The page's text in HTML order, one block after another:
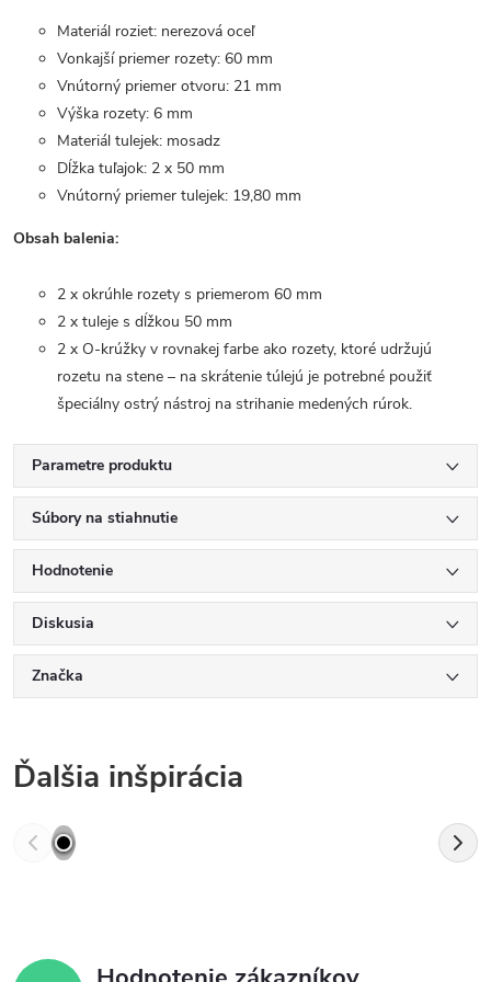
Materiál roziet: nerezová oceľ
Vonkajší priemer rozety: 60 mm
Vnútorný priemer otvoru: 21 mm
Výška rozety: 6 mm
Materiál tulejek: mosadz
Dĺžka tuľajok: 2 x 50 mm
Vnútorný priemer tulejek: 19,80 mm
Obsah balenia:
2 x okrúhle rozety s priemerom 60 mm
2 x tuleje s dĺžkou 50 mm
2 x O-krúžky v rovnakej farbe ako rozety, ktoré udržujú
rozetu na stene – na skrátenie túlejú je potrebné použiť
špeciálny ostrý nástroj na strihanie medených rúrok.
Parametre produktu
Súbory na stiahnutie
Hodnotenie
Diskusia
Značka
Ďalšia inšpirácia